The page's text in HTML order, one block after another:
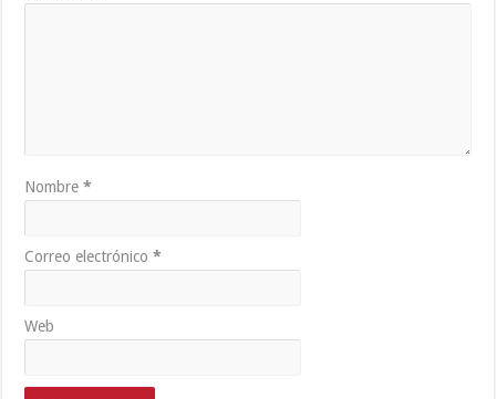
Nombre*
Correo electrónico*
Web